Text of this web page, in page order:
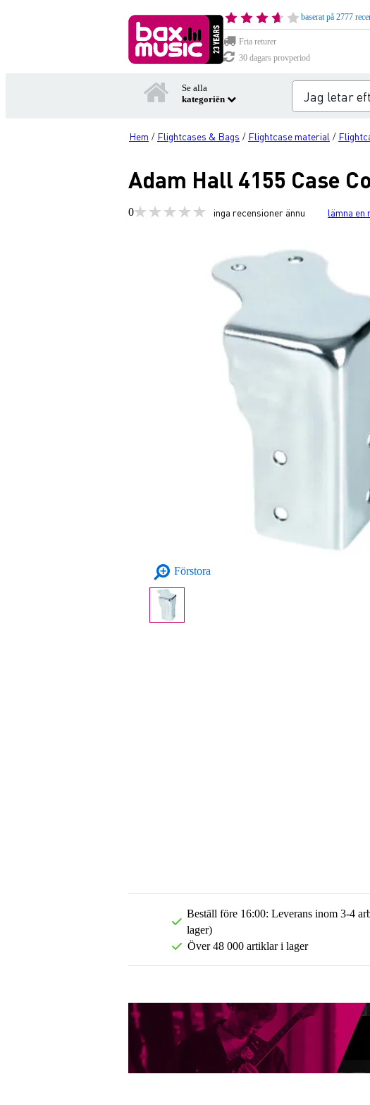
baserat på 2777
Fria returer
30 dagars provperiod
Se alla
kategoriën
Hem / Flightcases & Bags / Flightcase material /
Adam Hall 4155 Case
0 inga recensioner ännu lämna en
Förstora
Beställ före 16:00: Leverans inom 3-4
lager)
Över 48 000 artiklar i lager